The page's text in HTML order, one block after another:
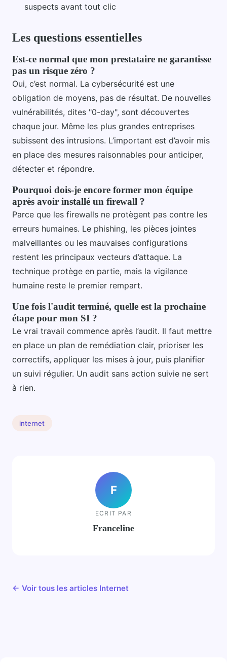
suspects avant tout clic
Les questions essentielles
Est-ce normal que mon prestataire ne garantisse
pas un risque zéro ?
Oui, c’est normal. La cybersécurité est une
obligation de moyens, pas de résultat. De nouvelles
vulnérabilités, dites "0-day", sont découvertes
chaque jour. Même les plus grandes entreprises
subissent des intrusions. L’important est d’avoir mis
en place des mesures raisonnables pour anticiper,
détecter et répondre.
Pourquoi dois-je encore former mon équipe
après avoir installé un firewall ?
Parce que les firewalls ne protègent pas contre les
erreurs humaines. Le phishing, les pièces jointes
malveillantes ou les mauvaises configurations
restent les principaux vecteurs d’attaque. La
technique protège en partie, mais la vigilance
humaine reste le premier rempart.
Une fois l'audit terminé, quelle est la prochaine
étape pour mon SI ?
Le vrai travail commence après l’audit. Il faut mettre
en place un plan de remédiation clair, prioriser les
correctifs, appliquer les mises à jour, puis planifier
un suivi régulier. Un audit sans action suivie ne sert
à rien.
internet
F
ECRIT PAR
Franceline
← Voir tous les articles Internet